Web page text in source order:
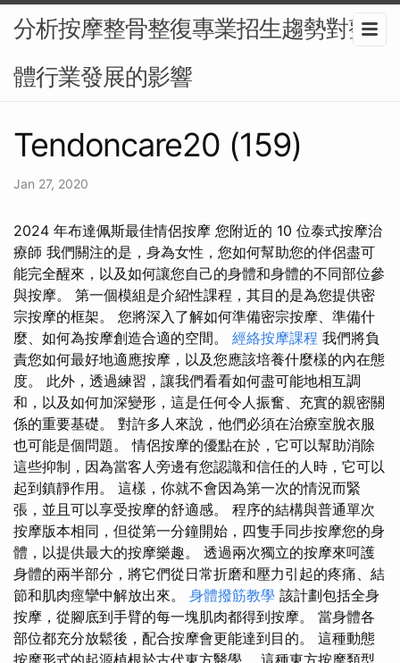
分析按摩整骨整復專業招生趨勢對整
體行業發展的影響
Tendoncare20 (159)
Jan 27, 2020
2024 年布達佩斯最佳情侶按摩 您附近的 10 位泰式按摩治
療師 我們關注的是，身為女性，您如何幫助您的伴侶盡可
能完全醒來，以及如何讓您自己的身體和身體的不同部位參
與按摩。 第一個模組是介紹性課程，其目的是為您提供密
宗按摩的框架。 您將深入了解如何準備密宗按摩、準備什
麼、如何為按摩創造合適的空間。 經絡按摩課程 我們將負
責您如何最好地適應按摩，以及您應該培養什麼樣的內在態
度。 此外，透過練習，讓我們看看如何盡可能地相互調
和，以及如何加深變形，這是任何令人振奮、充實的親密關
係的重要基礎。 對許多人來說，他們必須在治療室脫衣服
也可能是個問題。 情侶按摩的優點在於，它可以幫助消除
這些抑制，因為當客人旁邊有您認識和信任的人時，它可以
起到鎮靜作用。 這樣，你就不會因為第一次的情況而緊
張，並且可以享受按摩的舒適感。 程序的結構與普通單次
按摩版本相同，但從第一分鐘開始，四隻手同步按摩您的身
體，以提供最大的按摩樂趣。 透過兩次獨立的按摩來呵護
身體的兩半部分，將它們從日常折磨和壓力引起的疼痛、結
節和肌肉痙攣中解放出來。 身體撥筋教學 該計劃包括全身
按摩，從腳底到手臂的每一塊肌肉都得到按摩。 當身體各
部位都充分放鬆後，配合按摩會更能達到目的。 這種動態
按摩形式的起源植根於古代東方醫學。 這種東方按摩類型